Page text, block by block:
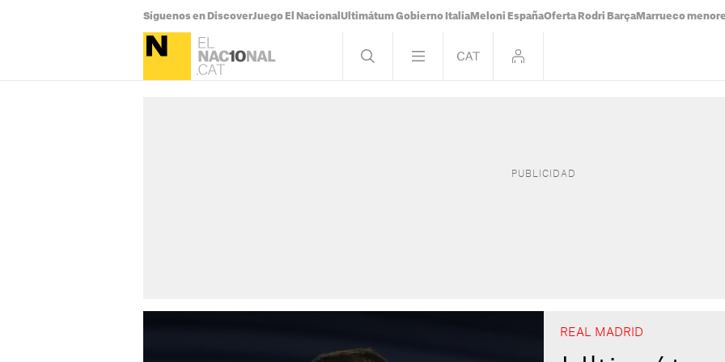
Síguenos en DiscoverJuego El Nacional Ultimátum Gobierno Italia Meloni EspañaOferta Rodri Barça Marrueco
REAL MADRID